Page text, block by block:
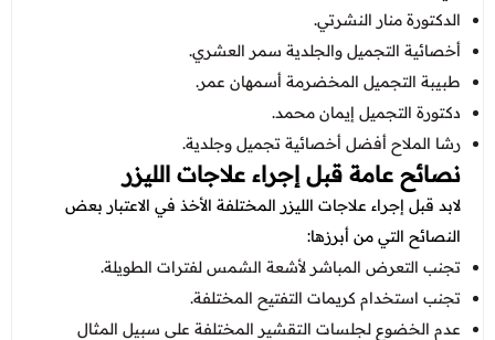
الدكتورة منار النشرتي.
أخصائية التجميل والجلدية سمر العشري.
طبيبة التجميل المخضرمة أسمهان عمر.
دكتورة التجميل إيمان محمد.
رشا الملاح أفضل أخصائية تجميل وجلدية.
نصائح عامة قبل إجراء علاجات الليزر
لابد قبل إجراء علاجات الليزر المختلفة الأخذ في الاعتبار بعض
النصائح التي من أبرزها:
تجنب التعرض المباشر لأشعة الشمس لفترات الطويلة.
تجنب استخدام كريمات التفتيح المختلفة.
عدم الخضوع لجلسات التقشير المختلفة على سبيل المثال